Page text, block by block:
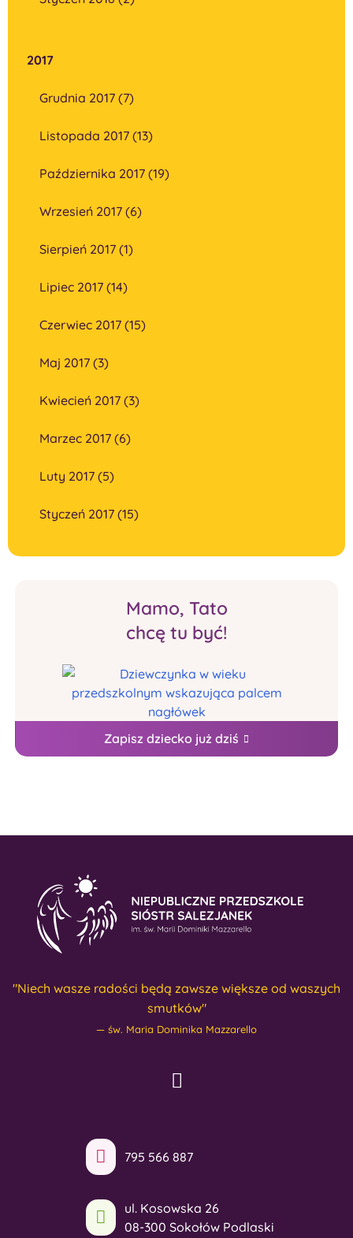
2017
Grudnia 2017 (7)
Listopada 2017 (13)
Października 2017 (19)
Wrzesień 2017 (6)
Sierpień 2017 (1)
Lipiec 2017 (14)
Czerwiec 2017 (15)
Maj 2017 (3)
Kwiecień 2017 (3)
Marzec 2017 (6)
Luty 2017 (5)
Styczeń 2017 (15)
Mamo, Tato
chcę tu być!
Zapisz dziecko już dziś
"Niech wasze radości będą zawsze większe od waszych
smutków"
św. Maria Dominika Mazzarello
795 566 887
ul. Kosowska 26
08-300 Sokołów Podlaski